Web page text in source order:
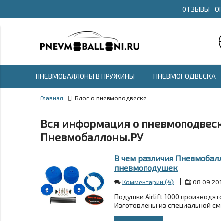
ОТЗЫВЫ
ПНЕВМОБАЛЛОНЫ В ПРУЖИНЫ ПНЕВМОПОДВЕСКА
Главная Блог о пневмоподвеске
Вся информация о
Пневмобаллоны.РУ
В чем различия
пневмоподушек
Комментарии (4)
Подушки Airlift 1000
Изготовлены из специальной